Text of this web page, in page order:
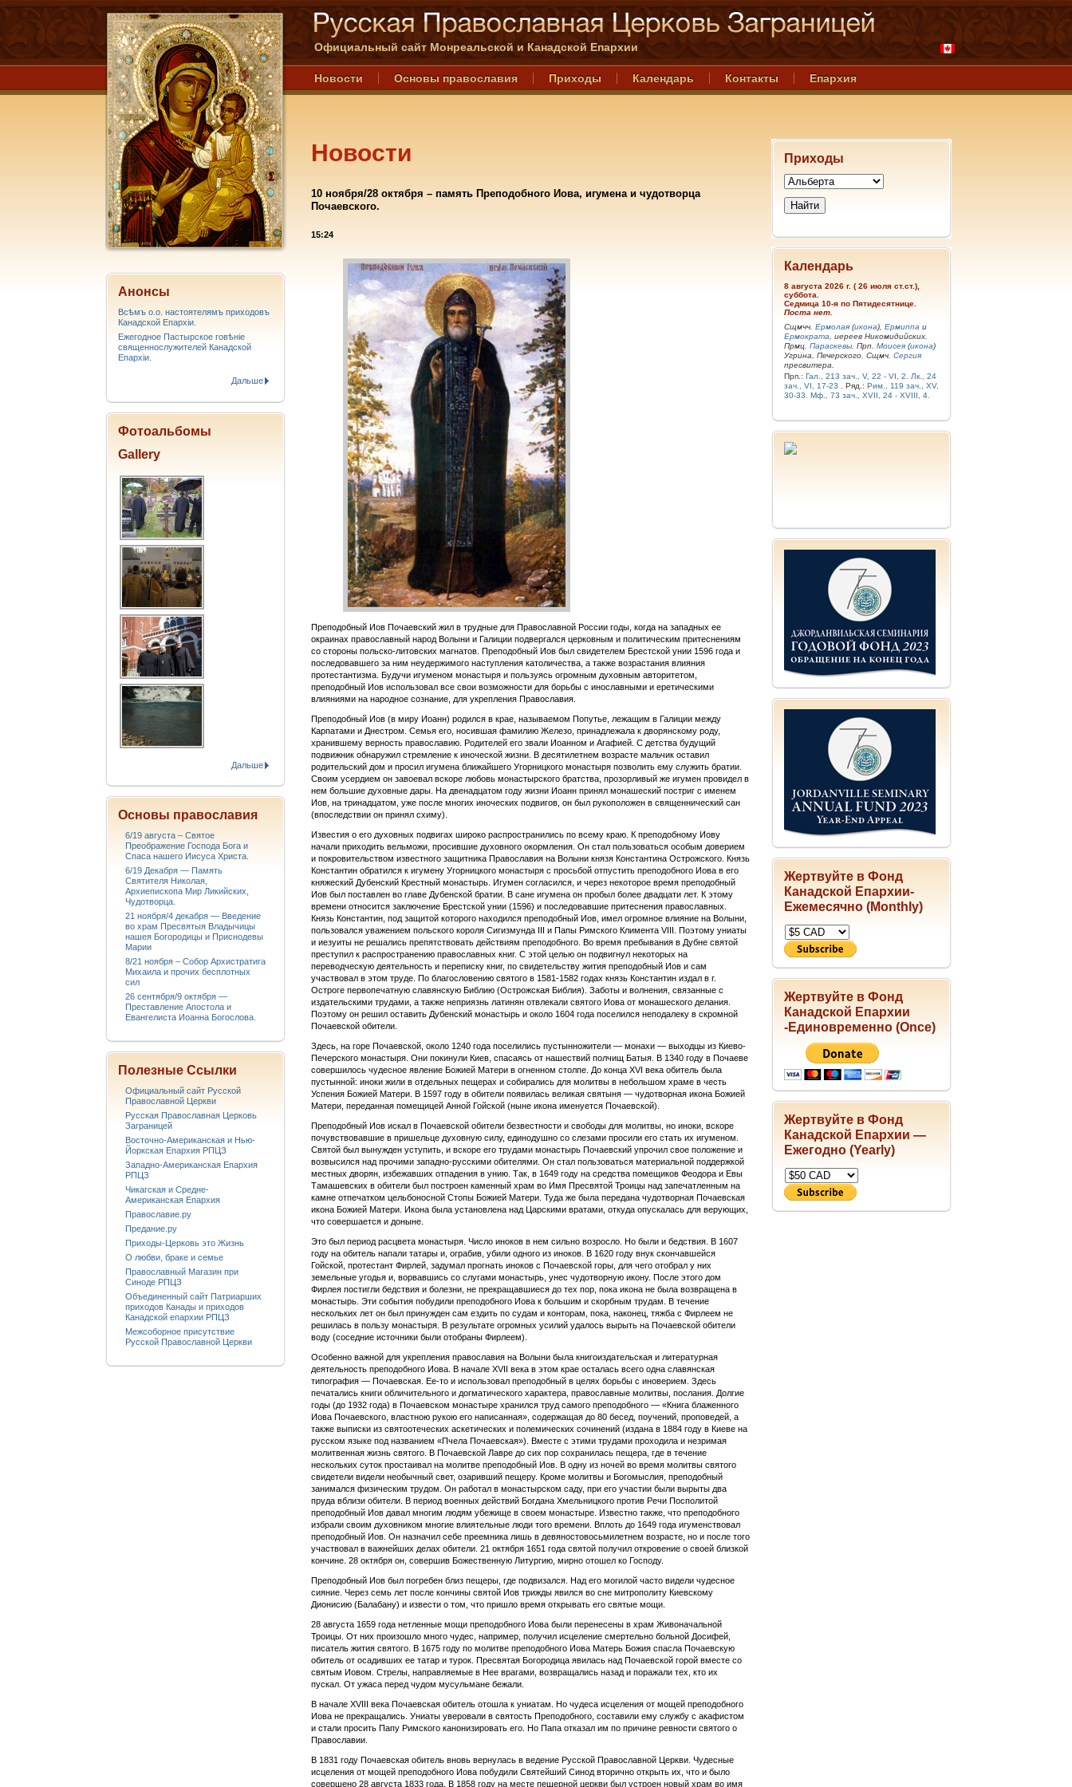
Официальный сайт Монреальской и Канадской Епархии
Новости Основы православия Приходы Календарь Контакты Епархия
Приходы
Календарь
8 августа 2026 г. ( 26 июля ст.ст.),
суббота.
Седмица 10-я по Пятидесятнице.
Поста нет.
Сщмчч. Ермолая (икона), Ермиппа и
Ермократа , иереев Никомидийских.
Прмц. Параскевы . Прп. Моисея (икона)
Угрина, Печерского. Сщмч. Сергия
пресвитера.
Прп.: Гал., 213 зач., V, 22 - VI, 2.
Лк., 24
зач., VI, 17-23
. Ряд.: Рим., 119 зач., XV,
30-33.
Мф., 73 зач., XVII, 24 - XVIII, 4.
Жертвуйте в Фонд
Канадской Епархии-
Ежемесячно (Monthly)
Жертвуйте в Фонд
Канадской Епархии
-Единовременно (Once)
Жертвуйте в Фонд
Канадской Епархии —
Ежегодно (Yearly)
Новости
10 ноября/28 октября – память Преподобного Иова, игумена и чудотворца
Почаевского.
15:24
Преподобный Иов Почаевский жил в трудные для Православной России годы, когда на западных ее
окраинах православный народ Волыни и Галиции подвергался церковным и политическим притеснениям
со стороны польско-литовских магнатов. Преподобный Иов был свидетелем Брестской унии 1596 года и
последовавшего за ним неудержимого наступления католичества, а также возрастания влияния
протестантизма. Будучи игуменом монастыря и пользуясь огромным духовным авторитетом,
преподобный Иов использовал все свои возможности для борьбы с инославными и еретическими
влияниями на народное сознание, для укрепления Православия.
Преподобный Иов (в миру Иоанн) родился в крае, называемом Попутье, лежащим в Галиции между
Карпатами и Днестром. Семья его, носившая фамилию Железо, принадлежала к дворянскому роду,
хранившему верность православию. Родителей его звали Иоанном и Агафией. С детства будущий
подвижник обнаружил стремление к иноческой жизни. В десятилетнем возрасте мальчик оставил
родительский дом и просил игумена ближайшего Угорницкого монастыря позволить ему служить братии.
Своим усердием он завоевал вскоре любовь монастырского братства, прозорливый же игумен провидел в
нем большие духовные дары. На двенадцатом году жизни Иоанн принял монашеский постриг с именем
Иов, на тринадцатом, уже после многих иноческих подвигов, он был рукоположен в священнический сан
(впоследствии он принял схиму).
Известия о его духовных подвигах широко распространились по всему краю. К преподобному Иову
начали приходить вельможи, просившие духовного окормления. Он стал пользоваться особым доверием
и покровительством известного защитника Православия на Волыни князя Константина Острожского. Князь
Константин обратился к игумену Угорницкого монастыря с просьбой отпустить преподобного Иова в его
княжеский Дубенский Крестный монастырь. Игумен согласился, и через некоторое время преподобный
Иов был поставлен во главе Дубенской братии. В сане игумена он пробыл более двадцати лет. К этому
времени относится заключение Брестской унии (1596) и последовавшие притеснения православных.
Князь Константин, под защитой которого находился преподобный Иов, имел огромное влияние на Волыни,
пользовался уважением польского короля Сигизмунда III и Папы Римского Климента VIII. Поэтому униаты
и иезуиты не решались препятствовать действиям преподобного. Во время пребывания в Дубне святой
преступил к распространению православных книг. С этой целью он подвигнул некоторых на
переводческую деятельность и переписку книг, по свидетельству жития преподобный Иов и сам
участвовал в этом труде. По благословению святого в 1581-1582 годах князь Константин издал в г.
Остроге первопечатную славянскую Библию (Острожская Библия). Заботы и волнения, связанные с
издательскими трудами, а также неприязнь латинян отвлекали святого Иова от монашеского делания.
Поэтому он решил оставить Дубенский монастырь и около 1604 года поселился неподалеку в скромной
Почаевской обители.
Здесь, на горе Почаевской, около 1240 года поселились пустынножители — монахи — выходцы из Киево-
Печерского монастыря. Они покинули Киев, спасаясь от нашествий полчищ Батыя. В 1340 году в Почаеве
совершилось чудесное явление Божией Матери в огненном столпе. До конца XVI века обитель была
пустынной: иноки жили в отдельных пещерах и собирались для молитвы в небольшом храме в честь
Успения Божией Матери. В 1597 году в обители появилась великая святыня — чудотворная икона Божией
Матери, переданная помещицей Анной Гойской (ныне икона именуется Почаевской).
Преподобный Иов искал в Почаевской обители безвестности и свободы для молитвы, но иноки, вскоре
почувствовавшие в пришельце духовную силу, единодушно со слезами просили его стать их игуменом.
Святой был вынужден уступить, и вскоре его трудами монастырь Почаевский упрочил свое положение и
возвысился над прочими западно-русскими обителями. Он стал пользоваться материальной поддержкой
местных дворян, избежавших отпадения в унию. Так, в 1649 году на средства помещиков Феодора и Евы
Тамашевских в обители был построен каменный храм во Имя Пресвятой Троицы над запечатленным на
камне отпечатком цельбоносной Стопы Божией Матери. Туда же была передана чудотворная Почаевская
икона Божией Матери. Икона была установлена над Царскими вратами, откуда опускалась для верующих,
что совершается и доныне.
Это был период расцвета монастыря. Число иноков в нем сильно возросло. Но были и бедствия. В 1607
году на обитель напали татары и, ограбив, убили одного из иноков. В 1620 году внук скончавшейся
Гойской, протестант Фирлей, задумал прогнать иноков с Почаевской горы, для чего отобрал у них
земельные угодья и, ворвавшись со слугами монастырь, унес чудотворную икону. После этого дом
Фирлея постигли бедствия и болезни, не прекращавшиеся до тех пор, пока икона не была возвращена в
монастырь. Эти события побудили преподобного Иова к большим и скорбным трудам. В течение
нескольких лет он был принужден сам ездить по судам и конторам, пока, наконец, тяжба с Фирлеем не
решилась в пользу монастыря. В результате огромных усилий удалось вырыть на Почаевской обители
воду (соседние источники были отобраны Фирлеем).
Особенно важной для укрепления православия на Волыни была книгоиздательская и литературная
деятельность преподобного Иова. В начале XVII века в этом крае осталась всего одна славянская
типография — Почаевская. Ее-то и использовал преподобный в целях борьбы с иноверием. Здесь
печатались книги обличительного и догматического характера, православные молитвы, послания. Долгие
годы (до 1932 года) в Почаевском монастыре хранился труд самого преподобного — «Книга блаженного
Иова Почаевского, властною рукою его написанная», содержащая до 80 бесед, поучений, проповедей, а
также выписки из святоотеческих аскетических и полемических сочинений (издана в 1884 году в Киеве на
русском языке под названием «Пчела Почаевская»). Вместе с этими трудами проходила и незримая
молитвенная жизнь святого. В Почаевской Лавре до сих пор сохранилась пещера, где в течение
нескольких суток простаивал на молитве преподобный Иов. В одну из ночей во время молитвы святого
свидетели видели необычный свет, озаривший пещеру. Кроме молитвы и Богомыслия, преподобный
занимался физическим трудом. Он работал в монастырском саду, при его участии были вырыты два
пруда вблизи обители. В период военных действий Богдана Хмельницкого против Речи Посполитой
преподобный Иов давал многим людям убежище в своем монастыре. Известно также, что преподобного
избрали своим духовником многие влиятельные люди того времени. Вплоть до 1649 года игуменствовал
преподобный Иов. Он назначил себе преемника лишь в девяностовосьмилетнем возрасте, но и после того
участвовал в важнейших делах обители. 21 октября 1651 года святой получил откровение о своей близкой
кончине. 28 октября он, совершив Божественную Литургию, мирно отошел ко Господу.
Преподобный Иов был погребен близ пещеры, где подвизался. Над его могилой часто видели чудесное
сияние. Через семь лет после кончины святой Иов трижды явился во сне митрополиту Киевскому
Дионисию (Балабану) и извести о том, что пришло время открывать его святые мощи.
28 августа 1659 года нетленные мощи преподобного Иова были перенесены в храм Живоначальной
Троицы. От них произошло много чудес, например, получил исцеление смертельно больной Досифей,
писатель жития святого. В 1675 году по молитве преподобного Иова Матерь Божия спасла Почаевскую
обитель от осадивших ее татар и турок. Пресвятая Богородица явилась над Почаевской горой вместе со
святым Иовом. Стрелы, направляемые в Нее врагами, возвращались назад и поражали тех, кто их
пускал. От ужаса перед чудом мусульмане бежали.
В начале XVIII века Почаевская обитель отошла к униатам. Но чудеса исцеления от мощей преподобного
Иова не прекращались. Униаты уверовали в святость Преподобного, составили ему службу с акафистом
и стали просить Папу Римского канонизировать его. Но Папа отказал им по причине ревности святого о
Православии.
В 1831 году Почаевская обитель вновь вернулась в ведение Русской Православной Церкви. Чудесные
исцеления от мощей преподобного Иова побудили Святейший Синод вторично открыть их, что и было
совершено 28 августа 1833 года. В 1858 году на месте пещерной церкви был устроен новый храм во имя
Анонсы
Всѣмъ о.о. настоятелямъ приходовъ
Канадской Епархiи.
Ежегодное Пастырское говѣніе
священнослужителей Канадской
Епархіи.
Дальше
Фотоальбомы
Gallery
Дальше
Основы православия
6/19 августа – Святое
Преображение Господа Бога и
Спаса нашего Иисуса Христа.
6/19 Декабря — Память
Святителя Николая,
Архиепископа Мир Ликийских,
Чудотворца.
21 ноября/4 декабря — Введение
во храм Пресвятыя Владычицы
нашея Богородицы и Приснодевы
Марии
8/21 ноября – Собор Архистратига
Михаила и прочих бесплотных
сил
26 сентября/9 октября —
Преставление Апостола и
Евангелиста Иоанна Богослова.
Полезные Ссылки
Официальный сайт Русской
Православной Церкви
Русская Православная Церковь
Заграницей
Восточно-Американская и Нью-
Йоркская Епархия РПЦЗ
Западно-Американская Епархия
РПЦЗ
Чикагская и Средне-
Американская Епархия
Православие.ру
Предание.ру
Приходы-Церковь это Жизнь
О любви, браке и семье
Православный Магазин при
Синоде РПЦЗ
Объединенный сайт Патриарших
приходов Канады и приходов
Канадской епархии РПЦЗ
Межсоборное присутствие
Русской Православной Церкви